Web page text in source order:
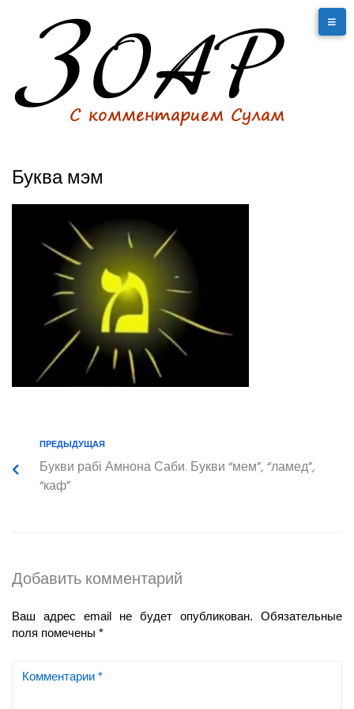
Буква мэм
ПРЕДЫДУЩАЯ
Букви рабі Амнона Саби. Букви “мем”, “ламед”,
“каф”
Добавить комментарий
Ваш адрес email не будет опубликован.
Обязательные
поля помечены *